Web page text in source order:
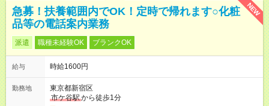
NEW
急募！扶養範囲内でOK！定時で帰れます○化粧
品等の電話案内業務
派遣 職種未経験OK ブランクOK
給与 時給1600円
勤務地
東京都新宿区
市ケ谷駅から徒歩1分